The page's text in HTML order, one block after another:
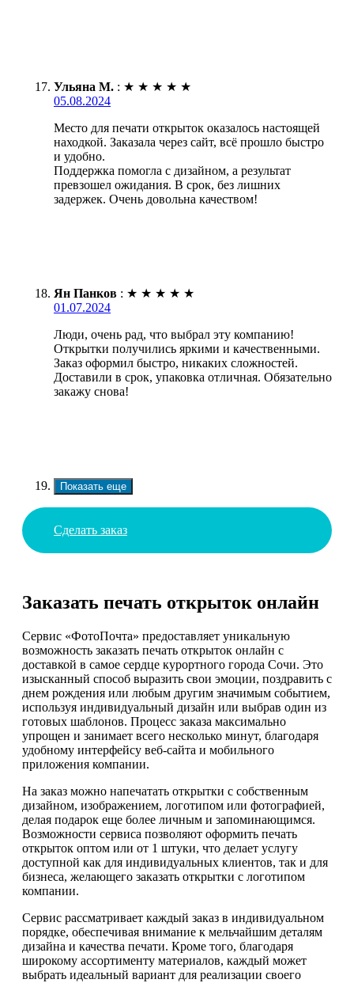
Ульяна М. : ★ ★ ★ ★ ★
05.08.2024
Место для печати открыток оказалось настоящей
находкой. Заказала через сайт, всё прошло быстро
и удобно.
Поддержка помогла с дизайном, а результат
превзошел ожидания. В срок, без лишних
задержек. Очень довольна качеством!
Ян Панков : ★ ★ ★ ★ ★
01.07.2024
Люди, очень рад, что выбрал эту компанию!
Открытки получились яркими и качественными.
Заказ оформил быстро, никаких сложностей.
Доставили в срок, упаковка отличная. Обязательно
закажу снова!
Показать еще
Сделать заказ
Заказать печать открыток онлайн
Сервис «ФотоПочта» предоставляет уникальную
возможность заказать печать открыток онлайн с
доставкой в самое сердце курортного города Сочи. Это
изысканный способ выразить свои эмоции, поздравить с
днем рождения или любым другим значимым событием,
используя индивидуальный дизайн или выбрав один из
готовых шаблонов. Процесс заказа максимально
упрощен и занимает всего несколько минут, благодаря
удобному интерфейсу веб-сайта и мобильного
приложения компании.
На заказ можно напечатать открытки с собственным
дизайном, изображением, логотипом или фотографией,
делая подарок еще более личным и запоминающимся.
Возможности сервиса позволяют оформить печать
открыток оптом или от 1 штуки, что делает услугу
доступной как для индивидуальных клиентов, так и для
бизнеса, желающего заказать открытки с логотипом
компании.
Сервис рассматривает каждый заказ в индивидуальном
порядке, обеспечивая внимание к мельчайшим деталям
дизайна и качества печати. Кроме того, благодаря
широкому ассортименту материалов, каждый может
выбрать идеальный вариант для реализации своего